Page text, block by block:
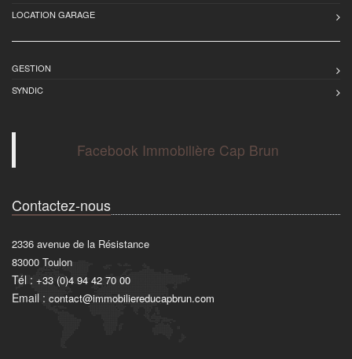
LOCATION GARAGE
GESTION
SYNDIC
Facebook Immobilière Cap Brun
Contactez-nous
2336 avenue de la Résistance
83000 Toulon
Tél : +33 (0)4 94 42 70 00
Email : contact@immobiliereducapbrun.com